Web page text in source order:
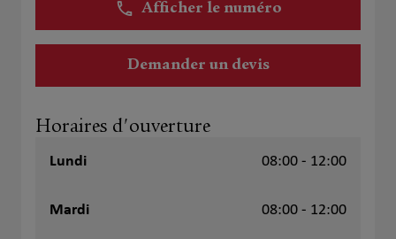
Afficher le numéro
Demander un devis
Horaires d'ouverture
Lundi 08:00 - 12:00
Mardi 08:00 - 12:00